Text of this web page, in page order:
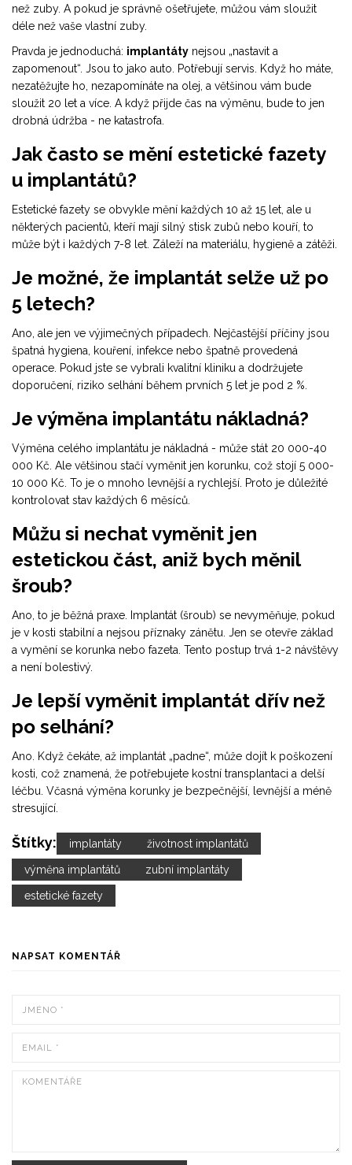
než zuby. A pokud je správně ošetřujete, můžou vám sloužit
déle než vaše vlastní zuby.
Pravda je jednoduchá: implantáty nejsou „nastavit a
zapomenout“. Jsou to jako auto. Potřebují servis. Když ho máte,
nezatěžujte ho, nezapomínáte na olej, a většinou vám bude
sloužit 20 let a více. A když přijde čas na výměnu, bude to jen
drobná údržba - ne katastrofa.
Jak často se mění estetické fazety
u implantátů?
Estetické fazety se obvykle mění každých 10 až 15 let, ale u
některých pacientů, kteří mají silný stisk zubů nebo kouří, to
může být i každých 7-8 let. Záleží na materiálu, hygieně a zátěži.
Je možné, že implantát selže už po
5 letech?
Ano, ale jen ve výjimečných případech. Nejčastější příčiny jsou
špatná hygiena, kouření, infekce nebo špatně provedená
operace. Pokud jste se vybrali kvalitní kliniku a dodržujete
doporučení, riziko selhání během prvních 5 let je pod 2 %.
Je výměna implantátu nákladná?
Výměna celého implantátu je nákladná - může stát 20 000-40
000 Kč. Ale většinou stačí vyměnit jen korunku, což stojí 5 000-
10 000 Kč. To je o mnoho levnější a rychlejší. Proto je důležité
kontrolovat stav každých 6 měsíců.
Můžu si nechat vyměnit jen
estetickou část, aniž bych měnil
šroub?
Ano, to je běžná praxe. Implantát (šroub) se nevyměňuje, pokud
je v kosti stabilní a nejsou příznaky zánětu. Jen se otevře základ
a vymění se korunka nebo fazeta. Tento postup trvá 1-2 návštěvy
a není bolestivý.
Je lepší vyměnit implantát dřív než
po selhání?
Ano. Když čekáte, až implantát „padne“, může dojít k poškození
kosti, což znamená, že potřebujete kostní transplantaci a delší
léčbu. Včasná výměna korunky je bezpečnější, levnější a méně
stresující.
Štítky: implantáty životnost implantátů
výměna implantátů zubní implantáty
estetické fazety
NAPSAT KOMENTÁŘ